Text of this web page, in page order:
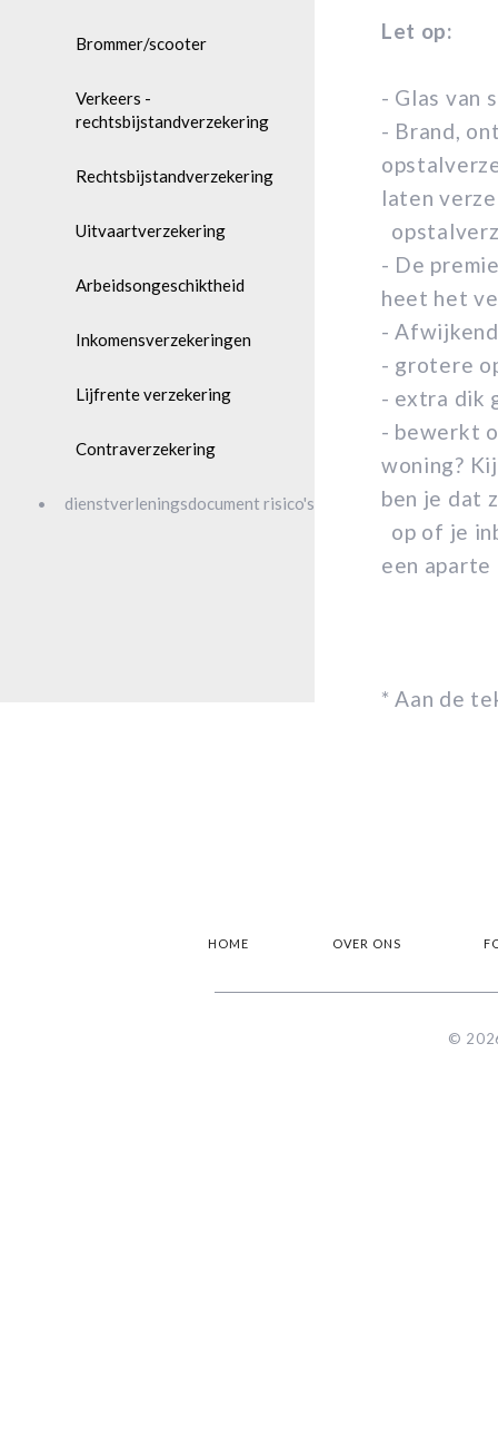
Brommer/scooter
Verkeers -
rechtsbijstandverzekering
Rechtsbijstandverzekering
Uitvaartverzekering
Arbeidsongeschiktheid
Inkomensverzekeringen
Lijfrente verzekering
Contraverzekering
dienstverleningsdocument risico's
Let op:
- Glas van
- Brand,
laten
- De
heet het
-
- grotere
- extra dik
- bewerkt
woning?
ben je dat
op of je
een
* Aan de
HOME OVER ONS
©